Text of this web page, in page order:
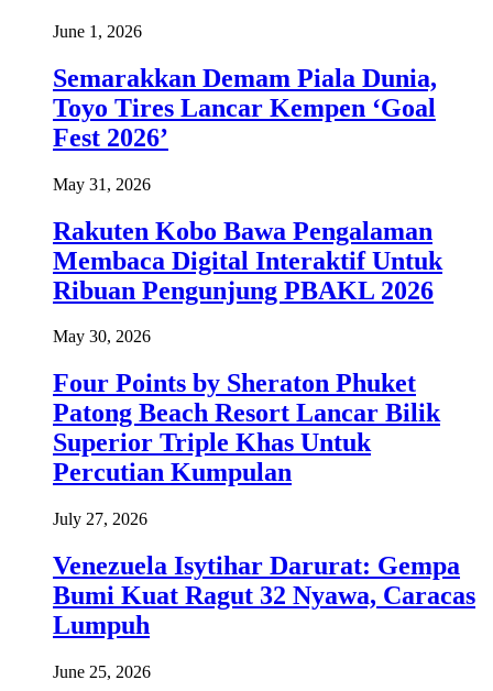
June 1, 2026
Semarakkan Demam Piala Dunia,
Toyo Tires Lancar Kempen ‘Goal
Fest 2026’
May 31, 2026
Rakuten Kobo Bawa Pengalaman
Membaca Digital Interaktif Untuk
Ribuan Pengunjung PBAKL 2026
May 30, 2026
Four Points by Sheraton Phuket
Patong Beach Resort Lancar Bilik
Superior Triple Khas Untuk
Percutian Kumpulan
July 27, 2026
Venezuela Isytihar Darurat: Gempa
Bumi Kuat Ragut 32 Nyawa, Caracas
Lumpuh
June 25, 2026